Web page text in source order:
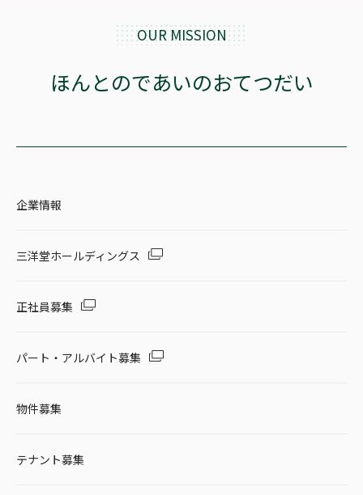
OUR MISSION
ほんとのであいのおてつだい
企業情報
三洋堂ホールディングス
正社員募集
パート・アルバイト募集
物件募集
テナント募集